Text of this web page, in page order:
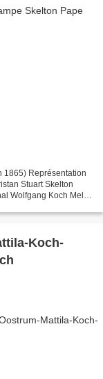
1865) Représentation
Stuart Skelton
Wolfgang Koch Melot
Koch-